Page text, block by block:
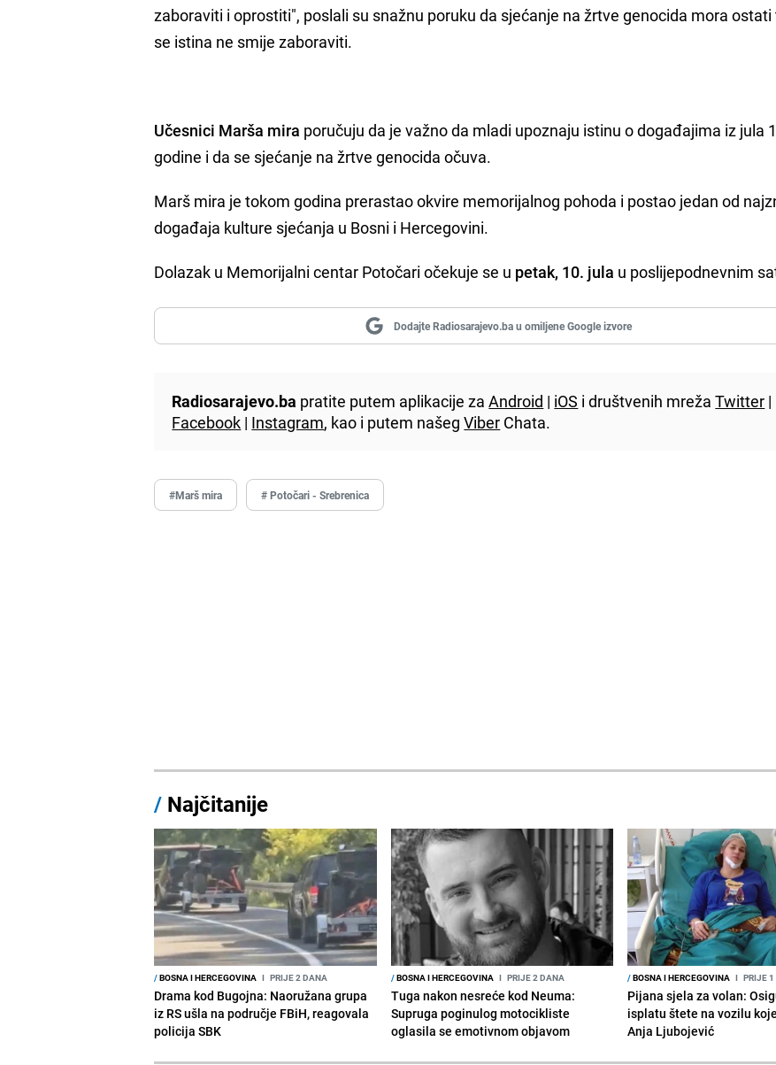
zaboraviti i oprostiti", poslali su snažnu poruku da sjećanje na žrtve genocida mora ostati
se istina ne smije zaboraviti.
Učesnici Marša mira poručuju da je važno da mladi upoznaju istinu o događajima iz jula
godine i da se sjećanje na žrtve genocida očuva.
Marš mira je tokom godina prerastao okvire memorijalnog pohoda i postao jedan od
događaja kulture sjećanja u Bosni i Hercegovini.
Dolazak u Memorijalni centar Potočari očekuje se u petak, 10. jula u poslijepodnevnim
Dodajte Radiosarajevo.ba u omiljene Google izvore
Radiosarajevo.ba pratite putem aplikacije zaAndroid | iOS i društvenih mrežaTwitter |
Facebook | Instagram, kao i putem našegViber Chata.
#Marš mira # Potočari - Srebrenica
/ Najčitanije
/BOSNA I HERCEGOVINA I PRIJE 2 DANA
Drama kod Bugojna: Naoružana grupa
iz RS ušla na područje FBiH, reagovala
policija SBK
/BOSNA I HERCEGOVINA I PRIJE 2 DANA
Tuga nakon nesreće kod Neuma:
Supruga poginulog motocikliste
oglasila se emotivnom objavom
/BOSNA I HERCEGOVINA I PRIJE
Pijana sjela za volan:
isplatu štete na vozilu
Anja Ljubojević